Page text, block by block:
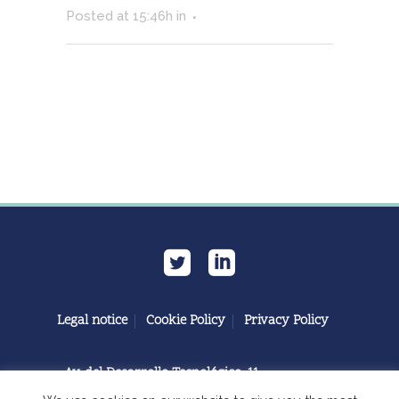
Posted at 15:46h in
Legal notice Cookie Policy Privacy Policy
Av. del Desarrollo Tecnológico, 11
11591 Jerez de la Frontera, Cádiz | España